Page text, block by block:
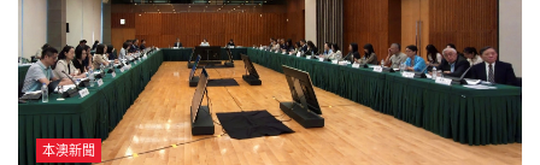
本澳新聞